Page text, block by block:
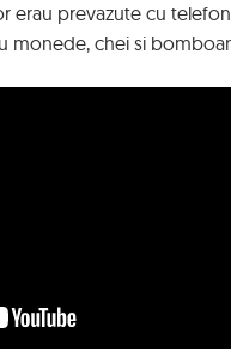
erau prevazute cu
monede, chei si